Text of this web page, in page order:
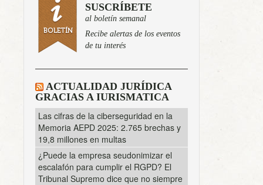
SUSCRÍBETE
al boletín semanal
Recibe alertas de los eventos
de tu interés
ACTUALIDAD JURÍDICA
GRACIAS A IURISMATICA
Las cifras de la ciberseguridad en la
Memoria AEPD 2025: 2.765 brechas y
19,8 millones en multas
¿Puede la empresa seudonimizar el
escalafón para cumplir el RGPD? El
Tribunal Supremo dice que no siempre